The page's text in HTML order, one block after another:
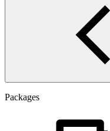
Packages